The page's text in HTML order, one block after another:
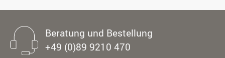
Beratung und Bestellung
+49 (0)89 9210 470